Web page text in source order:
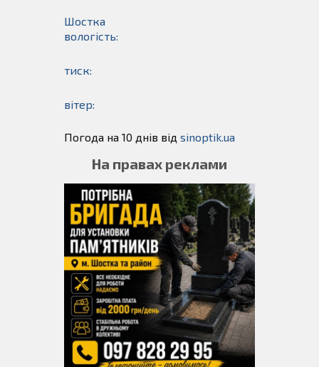
Шостка
вологість:
тиск:
вітер:
Погода на 10 днів від sinoptik.ua
На правах реклами